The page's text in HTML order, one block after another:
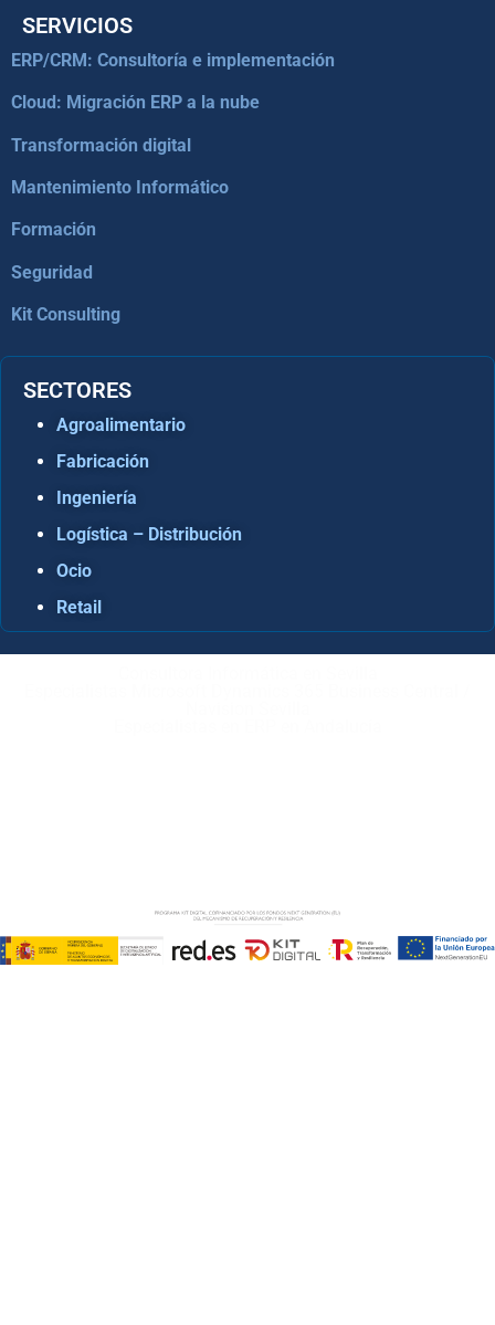
SERVICIOS
ERP/CRM: Consultoría e implementación
Cloud: Migración ERP a la nube
Transformación digital
Mantenimiento Informático
Formación
Seguridad
Kit Consulting
SECTORES
Agroalimentario
Fabricación
Ingeniería
Logística – Distribución
Ocio
Retail